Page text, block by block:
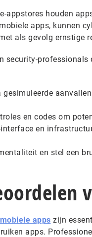
appstores houden
apps, kunnen
als gevolg ernstige
security-
en codes om
en
en stel een
apps zijn
apps.